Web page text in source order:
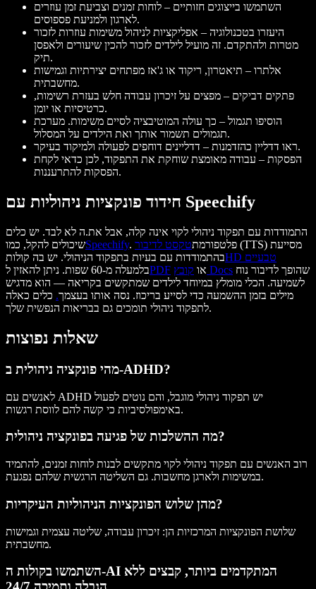
השתמשו בייצוגים חזותיים – לוחות זמנים וצביעת זמן עוזרים
לארגון ולמניעת פספוסים.
היעזרו בטכנולוגיה – אפליקציות לניהול משימות עוזרות לזכור
מטרות ולהתקדם. זה מועיל לילדים לזכור להכין שיעורים ולאפסן
תיק.
אלתרו – תיאטרון, ריקוד או ג'אז מפתחים יצירתיות וגמישות
מחשבתית.
פתקים דביקים – מפצים על זיכרון עבודה חלש בעזרת רשימות,
כרטיסיות או יומן.
הוסיפו תגמול – כך עולה המוטיבציה לסיים משימות. מערכת
תגמולים תשמור אותך ואת הילדים על המסלול.
ראו דדליין כהזדמנות – דדליינים דוחפים לפעולה ולמיקוד בעיקר.
הפסקות – עבודה מאומצת שוחקת את התפקוד, לכן כדאי לקחת
הפסקות להתרעננות.
חידוד פונקציות ניהוליות עם Speechify
התמודדות עם תפקוד ניהולי לקוי אינה קלה, אבל את.ה לא לבד. יש כלים
שיכולים להקל, כמוSpeechify . פלטפורמתטקסט לדיבור
(TTS) מסייעת
בהתמודדות עם בעיות בתפקוד הניהולי. יש בה קולות
HD טבעיים
בלמעלה מ-60 שפות. ניתן להאזין לPDF או קובץ Docs
לשמיעה. הכלי מומלץ במיוחד לילדים שמתקשים בקריאה — הוא מדגיש
מילים בזמן ההשמעה כדי לסייע בריכוז. נסה אותו בעצמך. כלים כאלה
לתפקוד ניהולי תומכים גם בבריאות הנפשית שלך.
שאלות נפוצות
מהי פונקציה ניהולית ב-ADHD?
לאנשים עם ADHD יש תפקוד ניהולי מוגבל, והם נוטים לפעול
באימפולסיביות כי קשה להם לווסת רגשות.
מה ההשלכות של פגיעה בפונקציה ניהולית?
רוב האנשים עם תפקוד ניהולי לקוי מתקשים לבנות לוחות זמנים, להתמיד
במשימות ולארגן מחשבות. גם השליטה הרגשית שלהם נפגעת.
מהן שלוש הפונקציות הניהוליות העיקריות?
שלושת הפונקציות המרכזיות הן: זיכרון עבודה, שליטה עצמית וגמישות
מחשבתית.
השתמשו בקולות ה-AI המתקדמים ביותר, קבצים ללא